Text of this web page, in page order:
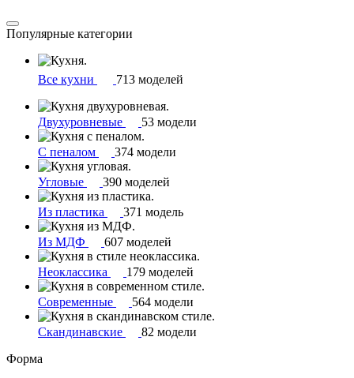
Популярные категории
Все кухни 713 моделей
Двухуровневые 53 модели
С пеналом 374 модели
Угловые 390 моделей
Из пластика 371 модель
Из МДФ 607 моделей
Неоклассика 179 моделей
Современные 564 модели
Скандинавские
82 модели
Форма